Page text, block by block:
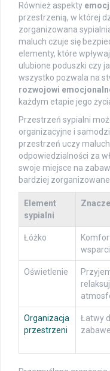
Również aspekty
przestrzenią, w której
zorganizowana
maluch czuje się
elementy, które
ulubione poduszki czy
wszystko pozwala na
rozwojowi
każdym etapie jego
Przestrzeń sypialni
organizacyjne i
przestrzeń uczy
odpowiedzialności za
swoje miejsce na
bardziej
Element
sypialni
Łóżko
Oświetlenie
Organizacja
przestrzeni
Łatwy